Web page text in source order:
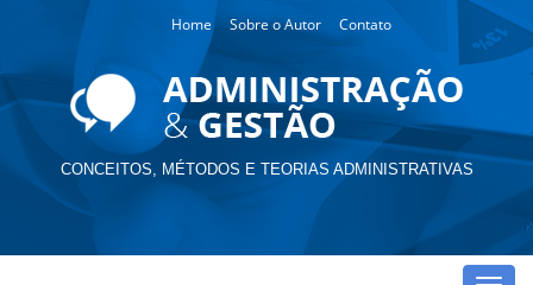
Home Sobre o Autor Contato
CONCEITOS, MÉTODOS E TEORIAS ADMINISTRATIVAS